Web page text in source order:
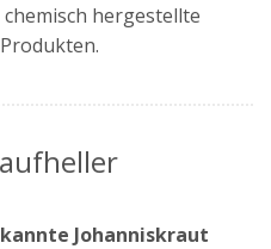
hergestellte
Johanniskraut